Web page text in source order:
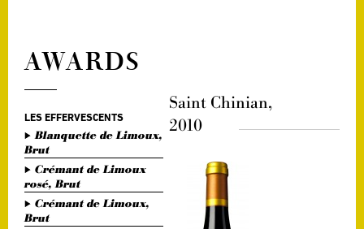
AWARDS
LES EFFERVESCENTS
Blanquette de Limoux,
Brut
Crémant de Limoux
rosé, Brut
Crémant de Limoux,
Brut
Saint Chinian,
2010